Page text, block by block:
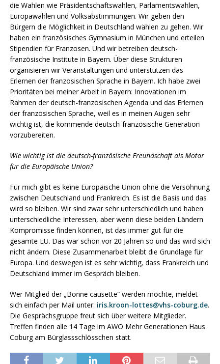
die Wahlen wie Präsidentschaftswahlen, Parlamentswahlen,
Europawahlen und Volksabstimmungen. Wir geben den
Bürgern die Möglichkeit in Deutschland wählen zu gehen. Wir
haben ein französisches Gymnasium in München und erteilen
Stipendien für Franzosen. Und wir betreiben deutsch-
französische Institute in Bayern. Über diese Strukturen
organisieren wir Veranstaltungen und unterstützen das
Erlernen der französischen Sprache in Bayern. Ich habe zwei
Prioritäten bei meiner Arbeit in Bayern: Innovationen im
Rahmen der deutsch-französischen Agenda und das Erlernen
der französischen Sprache, weil es in meinen Augen sehr
wichtig ist, die kommende deutsch-französische Generation
vorzubereiten.
Wie wichtig ist die deutsch-französische Freundschaft als Motor
für die Europäische Union?
Für mich gibt es keine Europäische Union ohne die Versöhnung
zwischen Deutschland und Frankreich. Es ist die Basis und das
wird so bleiben. Wir sind zwar sehr unterschiedlich und haben
unterschiedliche Interessen, aber wenn diese beiden Ländern
Kompromisse finden können, ist das immer gut für die
gesamte EU. Das war schon vor 20 Jahren so und das wird sich
nicht ändern. Diese Zusammenarbeit bleibt die Grundlage für
Europa. Und deswegen ist es sehr wichtig, dass Frankreich und
Deutschland immer im Gespräch bleiben.
Wer Mitglied der „Bonne causette“ werden möchte, meldet
sich einfach per Mail unter: iris.kroon-lottes@vhs-coburg.de.
Die Gesprächsgruppe freut sich über weitere Mitglieder.
Treffen finden alle 14 Tage im AWO Mehr Generationen Haus
Coburg am Bürglassschlösschen statt.